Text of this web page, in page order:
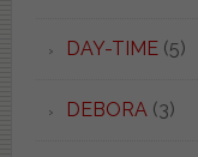
DAY-TIME(5)
DEBORA (3)